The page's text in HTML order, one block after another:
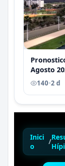
Agosto
140•2 d
Inici
o
/